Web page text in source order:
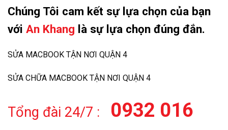
Chúng Tôi cam kết sự lựa chọn của bạn
với An Khang là sự lựa chọn đúng đắn.
SỬA MACBOOK TẬN NƠI QUẬN 4
SỬA CHỮA MACBOOK TẬN NƠI QUẬN 4
Tổng đài 24/7 :
0932 016